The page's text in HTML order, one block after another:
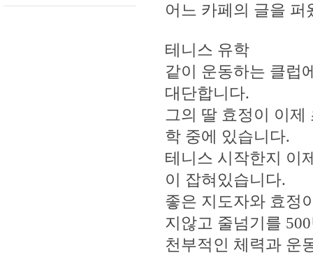
어느 카페의 글을 퍼
테니스 유학
같이 운동하는 클럽
대단합니다.
그의 딸 효정이 이제
학 중에 있습니다.
테니스 시작한지 이
이 잡혀있습니다.
좋은 지도자와 효정
지않고 줄넘기를
천부적인 체력과 운